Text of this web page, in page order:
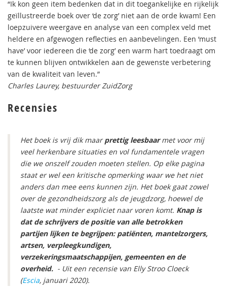
“Ik kon geen item bedenken dat in dit toegankelijke en rijkelijk
geïllustreerde boek over ‘de zorg’ niet aan de orde kwam! Een
loepzuivere weergave en analyse van een complex veld met
heldere en afgewogen reflecties en aanbevelingen. Een ‘must
have’ voor iedereen die ‘de zorg’ een warm hart toedraagt om
te kunnen blijven ontwikkelen aan de gewenste verbetering
van de kwaliteit van leven.”
Charles Laurey, bestuurder ZuidZorg
Recensies
Het boek is vrij dik maarprettig leesbaarmet voor mij
veel herkenbare situaties en vol fundamentele vragen
die we onszelf zouden moeten stellen. Op elke pagina
staat er wel een kritische opmerking waar we het niet
anders dan mee eens kunnen zijn. Het boek gaat zowel
over de gezondheidszorg als de jeugdzorg, hoewel de
laatste wat minder expliciet naar voren komt. Knap is
dat de schrijvers de positie van alle betrokken
partijen lijken te begrijpen: patiënten, mantelzorgers,
artsen, verpleegkundigen,
verzekeringsmaatschappijen, gemeenten en de
overheid. - Uit een recensie van Elly Stroo Cloeck
(Escia, januari 2020).